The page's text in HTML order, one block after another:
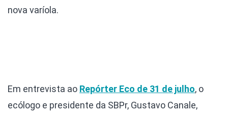
nova varíola.
Em entrevista ao Repórter Eco de 31 de julho, o
ecólogo e presidente da SBPr, Gustavo Canale,